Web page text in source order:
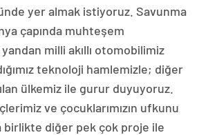
yer almak istiyoruz. Savunma
çapında muhteşem
milli akıllı otomobilimiz
teknoloji hamlemizle; diğer
ülkemiz ile gurur duyuyoruz.
ve çocuklarımızın ufkunu
birlikte diğer pek çok proje ile